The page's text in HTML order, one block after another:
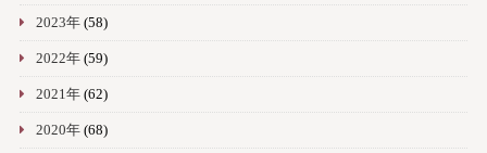
2023年(58)
2022年(59)
2021年(62)
2020年(68)